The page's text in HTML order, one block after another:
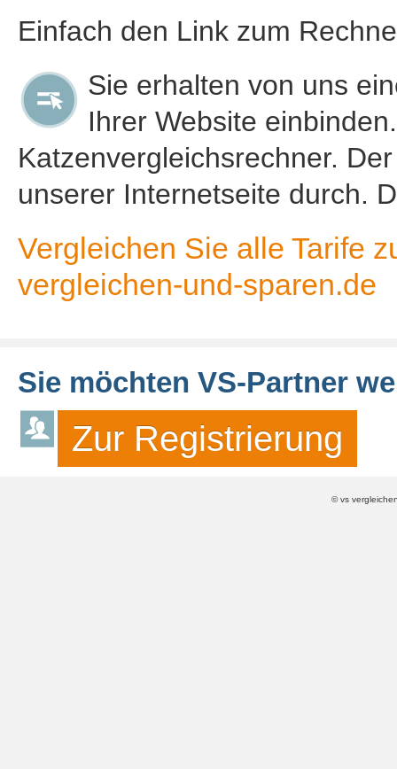
Einfach den Link zum
Sie erhalten von uns
Ihrer Website
Katzenvergleichsrechner.
unserer Internetseite durch.
Vergleichen Sie alle Tarife
vergleichen-und-sparen.de
Sie möchten VS-Partner
Zur Registrierung
© vs